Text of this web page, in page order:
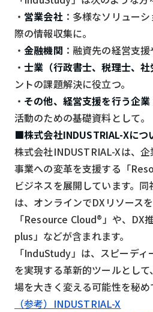
・ 営業会社 ：多様なソリュー
際の情報収集に。
・金融機関 ：融資先の経営支援
・士業（行政書士、税理士、社
ントの課題解決に役立つ。
・ その他、経営支援を行う企
活動のための基礎資料として。
■株式会社INDUSTRIAL-Xにつ
株式会社INDUSTRIAL-Xは、
事業への変革を支援する「
ビジネスを展開しています。
は、オンラインでDXリソース
「Resource Cloud®」や、DX
plus」などが含まれます。
「InduStudy」は、スピーデ
を実現する革新的ツールとし
場を大きく変える可能性を秘め
（参考）INDUSTRIAL-X